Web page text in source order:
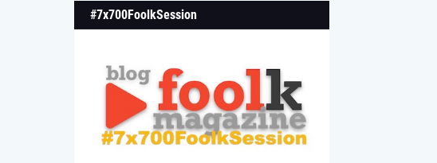
#7x700FoolkSession